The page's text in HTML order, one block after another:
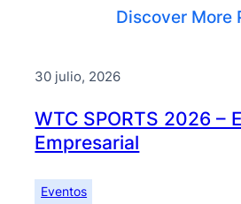
Discover More
30 julio, 2026
WTC SPORTS 2026 –
Empresarial
Eventos